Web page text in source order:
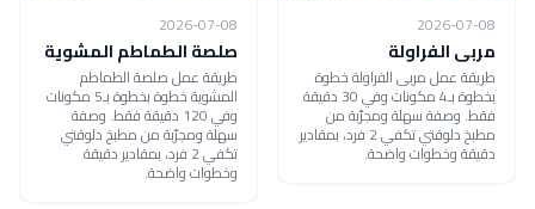
2026-07-08
مربى الفراولة
طريقة عمل مربى الفراولة خطوة
بخطوة بـ4 مكونات وفي 30 دقيقة
فقط. وصفة سهلة ومجرّبة من
مطبخ دلوقتي تكفي 2 فرد، بمقادير
دقيقة وخطوات واضحة.
2026-07-08
صلصة الطماطم المشوية
طريقة عمل صلصة الطماطم
المشوية خطوة بخطوة بـ5 مكونات
وفي 120 دقيقة فقط. وصفة
سهلة ومجرّبة من مطبخ دلوقتي
تكفي 2 فرد، بمقادير دقيقة
وخطوات واضحة.